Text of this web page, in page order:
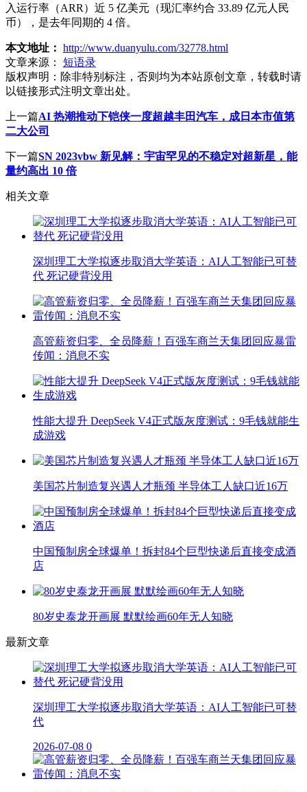
入运行率（ARR）近 5 亿美元（现汇率约合 33.89 亿元人民
币），是去年同期的 4 倍。
本文地址： http://www.duanyulu.com/32778.html
文章来源：
短语录
版权声明： 除非特别标注，否则均为本站原创文章，转载时请
以链接形式注明文章出处。
上一篇AI 热潮推动下铠侠一度超越丰田汽车，成日本市值第
二大公司
下一篇SN 2023vbw 新见解：宇宙罕见的不稳定对超新星，能
量约高出 10 倍
相关文章
深圳理工大学拟逐步取消大学英语：AI人工智能已可替
代 死记硬背没用
高管薪资归零、全员降薪！百强车商兰天集团回应暴雷
传闻：消息不实
性能大提升 DeepSeek V4正式版灰度测试：9毛钱就能生
成游戏
美国芯片制造复兴遇人才瓶颈 半导体工人缺口近16万
中国预制房全球爆单！拆封84个巨型快递后直接变成酒
店
80岁史泰龙开画展 默默绘画60年无人知晓
最新文章
深圳理工大学拟逐步取消大学英语：AI人工智能已可替
代
2026-07-08 0